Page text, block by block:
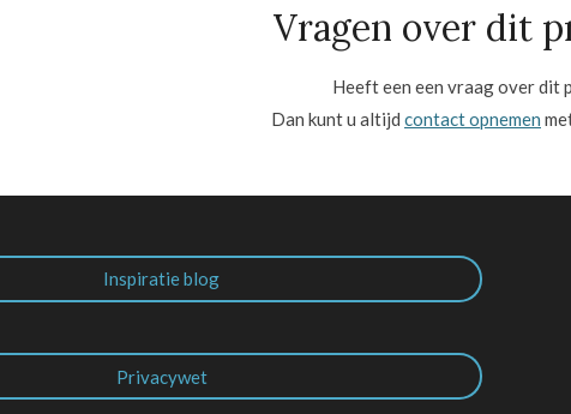
Vragen over dit
Heeft een een vraag over dit
Dan kunt u altijd contact opnemen
Inspiratie blog
Privacywet